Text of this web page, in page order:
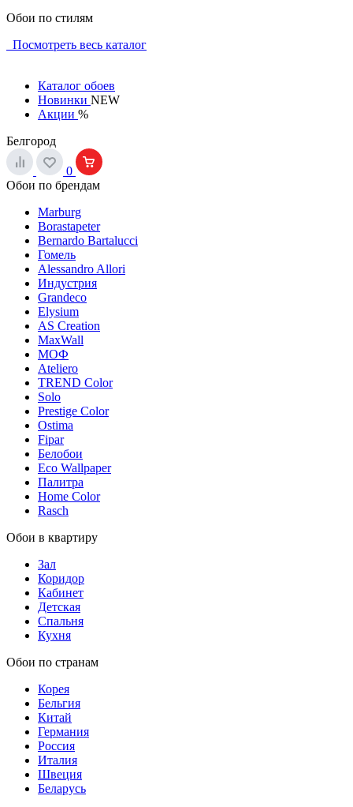
Обои по стилям
Посмотреть весь каталог
Каталог обоев
Новинки NEW
Акции %
Белгород
0
Обои по брендам
Marburg
Borastapeter
Bernardo Bartalucci
Гомель
Alessandro Allori
Индустрия
Grandeco
Elysium
AS Creation
MaxWall
МОФ
Ateliero
TREND Color
Solo
Prestige Color
Ostima
Fipar
Белобои
Eco Wallpaper
Палитра
Home Color
Rasch
Обои в квартиру
Зал
Коридор
Кабинет
Детская
Спальня
Кухня
Обои по странам
Корея
Бельгия
Китай
Германия
Россия
Италия
Швеция
Беларусь